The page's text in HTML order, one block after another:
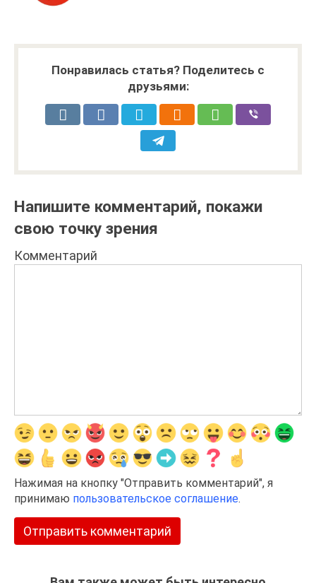
Понравилась статья? Поделитесь с
друзьями:
Напишите комментарий, покажи
свою точку зрения
Комментарий
Нажимая на кнопку "Отправить комментарий", я
принимаю пользовательское соглашение.